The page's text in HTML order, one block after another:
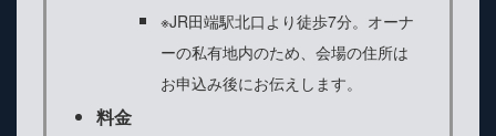
※JR田端駅北口より徒歩7分。オーナ
ーの私有地内のため、会場の住所は
お申込み後にお伝えします。
料金